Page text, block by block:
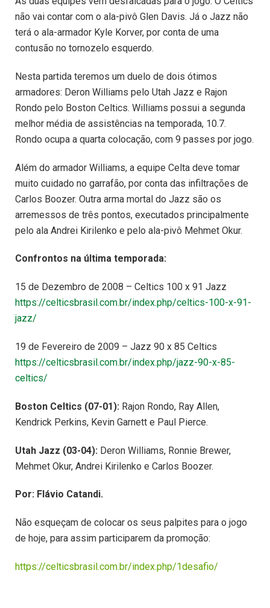
não vai contar com o ala-pivô Glen Davis. Já o Jazz não
terá o ala-armador Kyle Korver, por conta de uma
contusão no tornozelo esquerdo.
Nesta partida teremos um duelo de dois ótimos
armadores: Deron Williams pelo Utah Jazz e Rajon
Rondo pelo Boston Celtics. Williams possui a segunda
melhor média de assistências na temporada, 10.7.
Rondo ocupa a quarta colocação, com 9 passes por jogo.
Além do armador Williams, a equipe Celta deve tomar
muito cuidado no garrafão, por conta das infiltrações de
Carlos Boozer. Outra arma mortal do Jazz são os
arremessos de três pontos, executados principalmente
pelo ala Andrei Kirilenko e pelo ala-pivô Mehmet Okur.
Confrontos na última temporada:
15 de Dezembro de 2008 – Celtics 100 x 91 Jazz
https://celticsbrasil.com.br/index.php/celtics-100-x-91-
jazz/
19 de Fevereiro de 2009 – Jazz 90 x 85 Celtics
https://celticsbrasil.com.br/index.php/jazz-90-x-85-
celtics/
Boston Celtics (07-01): Rajon Rondo, Ray Allen,
Kendrick Perkins, Kevin Garnett e Paul Pierce.
Utah Jazz (03-04): Deron Williams, Ronnie Brewer,
Mehmet Okur, Andrei Kirilenko e Carlos Boozer.
Por: Flávio Catandi.
Não esqueçam de colocar os seus palpites para o jogo
de hoje, para assim participarem da promoção:
https://celticsbrasil.com.br/index.php/1desafio/